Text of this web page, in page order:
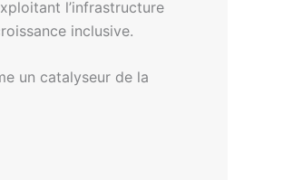
l’infrastructure
inclusive.
un catalyseur de la